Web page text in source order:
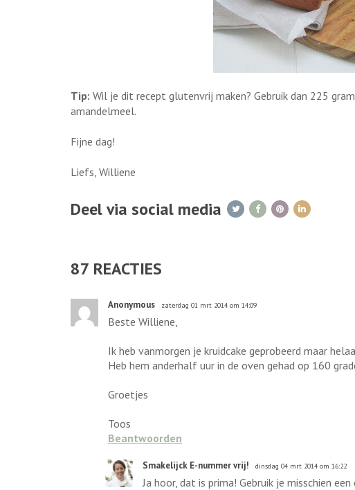
Tip: Wil je dit recept glutenvrij maken? Gebruik dan 225
amandelmeel.
Fijne dag!
Liefs, Williene
Deel via social media
87 REACTIES
Anonymous zaterdag 01 mrt 2014 om 14:09
Beste Williene,
Ik heb vanmorgen je kruidcake geprobeerd maar
Heb hem anderhalf uur in de oven gehad op 160
Groetjes
Toos
Beantwoorden
Smakelijck E-nummer vrij! dinsdag 04 mrt 2014 om 16:22
Ja hoor, dat is prima! Gebruik je misschien